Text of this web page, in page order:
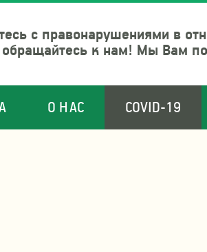
с правонарушениями в
обращайтесь к нам! Мы Вам
О НАС COVID-19